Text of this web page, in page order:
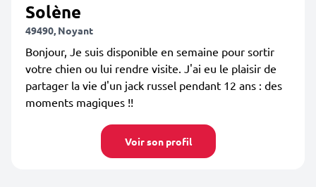
Solène
49490, Noyant
Bonjour, Je suis disponible en semaine pour sortir
votre chien ou lui rendre visite. J'ai eu le plaisir de
partager la vie d'un jack russel pendant 12 ans : des
moments magiques !!
Voir son profil